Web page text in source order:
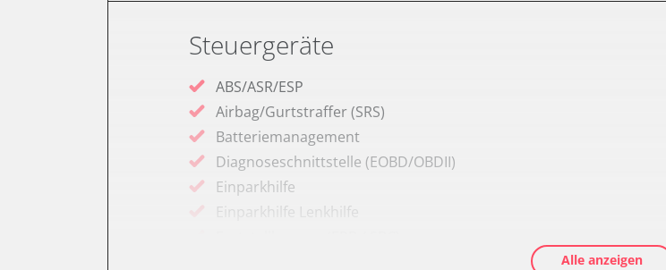
Steuergeräte
ABS/ASR/ESP
Airbag/Gurtstraffer (SRS)
Batteriemanagement
Diagnoseschnittstelle (EOBD/OBDII)
Einparkhilfe
Einparkhilfe Lenkhilfe
Alle anzeigen